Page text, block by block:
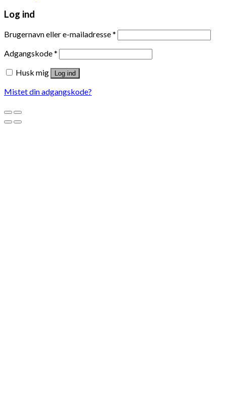
Log ind
Brugernavn eller e-mailadresse*
Adgangskode*
Husk mig
Log ind
Mistet din adgangskode?